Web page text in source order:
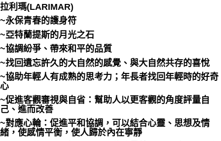
拉利瑪(LARIMAR)
~永保青春的護身符
~亞特蘭提斯的月光之石
~協調紛爭、帶來和平的品質
~找回遺忘許久的大自然的感覺、與大自然共存的喜悅
~協助年輕人有成熟的思考力；年長者找回年輕時的好奇
心
~促進客觀審視與自省：幫助人以更客觀的角度評量自
己、進而改善
~對應心輪：促進平和協調，可以結合心靈、思想及情
緒，使感情平衡，使人歸於內在寧靜